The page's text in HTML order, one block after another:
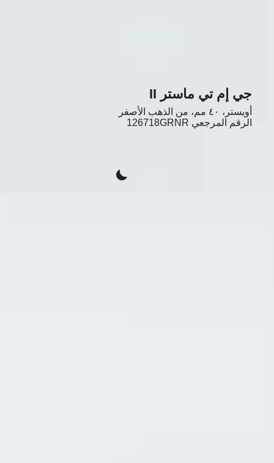
جي إم تي ماستر II
أويستر، ٤٠ مم، من الذهب الأصفر
الرقم المرجعي 126718GRNR